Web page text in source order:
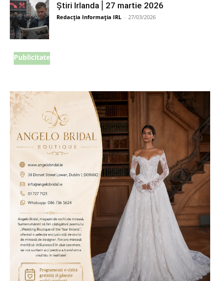
Știri Irlanda ⎜27 martie 2026
Redacția Informația IRL - 27/03/2026
Publicitate